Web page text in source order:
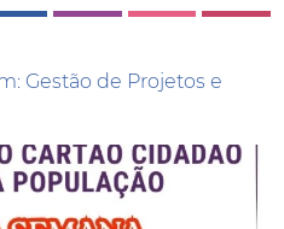
Gestão de Projetos e